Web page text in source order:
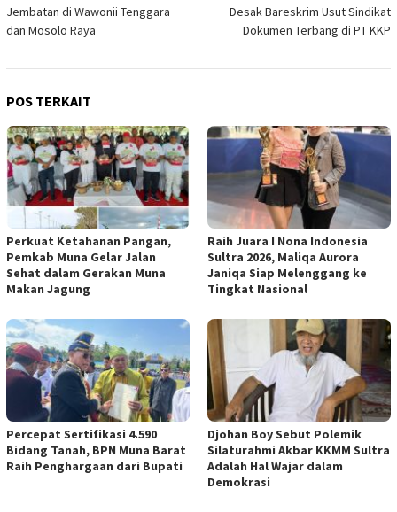
Jembatan di Wawonii Tenggara
dan Mosolo Raya
Desak Bareskrim Usut Sindikat
Dokumen Terbang di PT KKP
POS TERKAIT
Perkuat Ketahanan Pangan,
Pemkab Muna Gelar Jalan
Sehat dalam Gerakan Muna
Makan Jagung
Raih Juara I Nona Indonesia
Sultra 2026, Maliqa Aurora
Janiqa Siap Melenggang ke
Tingkat Nasional
Percepat Sertifikasi 4.590
Bidang Tanah, BPN Muna Barat
Raih Penghargaan dari Bupati
Djohan Boy Sebut Polemik
Silaturahmi Akbar KKMM Sultra
Adalah Hal Wajar dalam
Demokrasi